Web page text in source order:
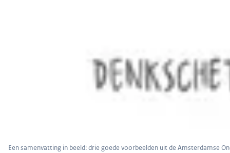
Een samenvatting in beeld: drie goede voorbeelden uit de Amsterdamse